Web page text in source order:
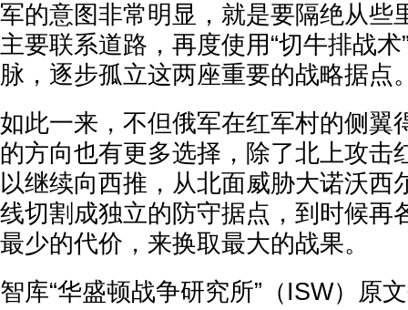
军的意图非常明显，就是要隔绝从些
主要联系道路，再度使用“切牛排战
脉，逐步孤立这两座重要的战略据点
如此一来，不但俄军在红军村的侧翼
的方向也有更多选择，除了北上攻击
以继续向西推，从北面威胁大诺沃西
线切割成独立的防守据点，到时候再
最少的代价，来换取最大的战果。
智库“华盛顿战争研究所”（ISW）原